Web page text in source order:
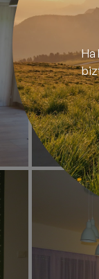
Ha